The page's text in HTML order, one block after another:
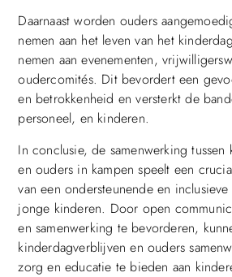
Daarnaast worden ouders
nemen aan het leven van het
nemen aan evenementen,
oudercomités. Dit bevordert een
en betrokkenheid en versterkt de
personeel, en kinderen.
In conclusie, de samenwerking
en ouders in kampen speelt een
van een ondersteunende en
jonge kinderen. Door open
en samenwerking te bevorderen,
kinderdagverblijven en ouders
zorg en educatie te bieden aan